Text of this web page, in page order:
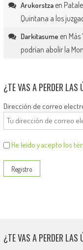
Arukorstzaen
Quintana a los
Darkitasume en Más
podrían abolir la
¿TE VAS A PERDER
Dirección de correo
He leído y acepto los
¿TE VAS A PERDER